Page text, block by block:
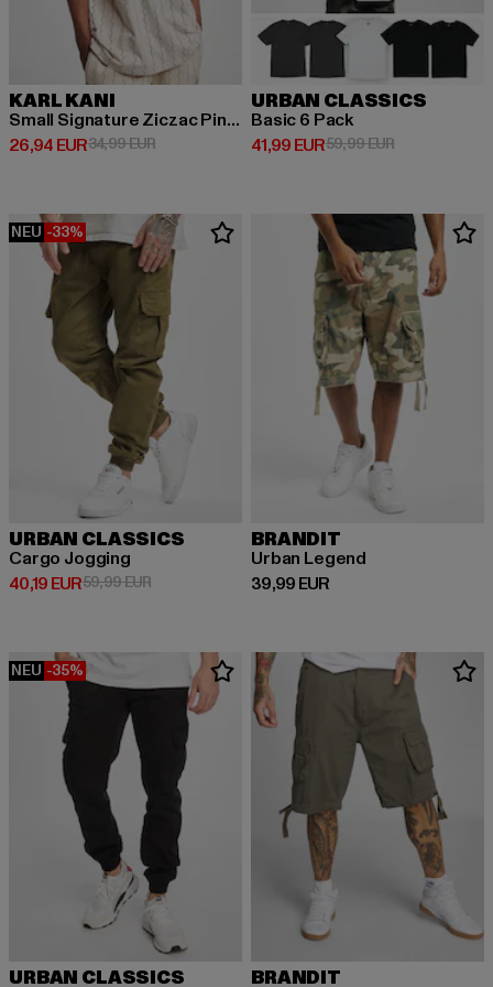
KARL KANI
Small Signature Ziczac Pinstripe
26,94 EUR
Derzeitiger Preis: 26,94 EUR
34,99 EURAktionspreis: 34,99 EUR
URBAN CLASSICS
Basic 6 Pack
41,99 EUR
Derzeitiger Preis: 41,99 EUR
59,99 EURAktionspreis:
NEU -33%
URBAN CLASSICS
Cargo Jogging
40,19 EUR
Derzeitiger Preis: 40,19 EUR
59,99 EURAktionspreis: 59,99 EUR
BRANDIT
Urban Legend
39,99 EUR
Derzeitiger Preis: 39,99 EUR
NEU -35%
URBAN CLASSICS BRANDIT